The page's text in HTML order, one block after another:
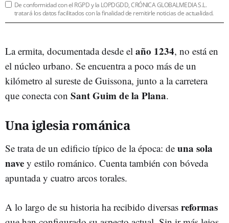
De conformidad con el RGPD y la LOPDGDD, CRÓNICA GLOBALMEDIA S.L.
tratará los datos facilitados con la finalidad de remitirle noticias de actualidad.
La ermita, documentada desde el año 1234, no está en
el núcleo urbano. Se encuentra a poco más de un
kilómetro al sureste de Guissona, junto a la carretera
que conecta con Sant Guim de la Plana.
Una iglesia románica
Se trata de un edificio típico de la época: de una sola
nave y estilo románico. Cuenta también con bóveda
apuntada y cuatro arcos torales.
A lo largo de su historia ha recibido diversas reformas